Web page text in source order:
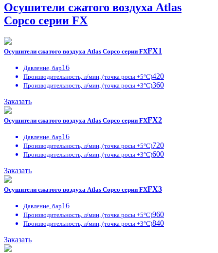
Осушители сжатого воздуха Atlas
Copco серии FX
Осушители сжатого воздуха Atlas Copco серии FXFX1
Давление, бар16
Производительность, л/мин, (точка росы +5°С)420
Производительность, л/мин, (точка росы +3°С)360
Заказать
Осушители сжатого воздуха Atlas Copco серии FXFX2
Давление, бар16
Производительность, л/мин, (точка росы +5°С)720
Производительность, л/мин, (точка росы +3°С)600
Заказать
Осушители сжатого воздуха Atlas Copco серии FXFX3
Давление, бар16
Производительность, л/мин, (точка росы +5°С)960
Производительность, л/мин, (точка росы +3°С)840
Заказать